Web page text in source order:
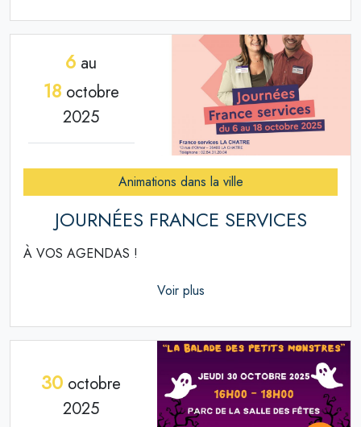
6 au
18octobre
2025
Animations dans la ville
JOURNÉES FRANCE SERVICES
À VOS AGENDAS !
Voir plus
30 octobre
2025